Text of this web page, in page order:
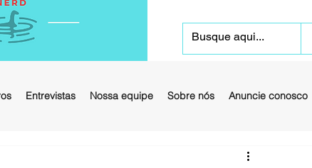
Entrevistas Nossa equipe Sobre nós Anuncie conosco